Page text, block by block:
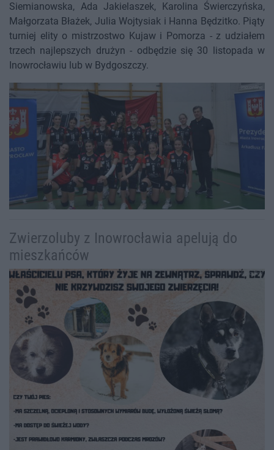
Siemianowska, Ada Jakielaszek, Karolina Świerczyńska,
Małgorzata Błażek, Julia Wojtysiak i Hanna Będzitko. Piąty
turniej elity o mistrzostwo Kujaw i Pomorza - z udziałem
trzech najlepszych drużyn - odbędzie się 30 listopada w
Inowrocławiu lub w Bydgoszczy.
Zwierzoluby z Inowrocławia apelują do
mieszkańców